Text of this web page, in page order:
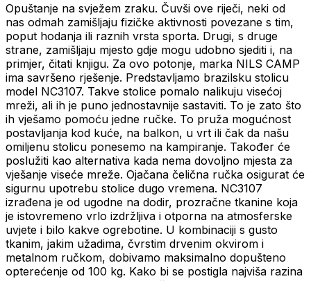
Opuštanje na svježem zraku. Čuvši ove riječi, neki od
nas odmah zamišljaju fizičke aktivnosti povezane s tim,
poput hodanja ili raznih vrsta sporta. Drugi, s druge
strane, zamišljaju mjesto gdje mogu udobno sjediti i, na
primjer, čitati knjigu. Za ovo potonje, marka NILS CAMP
ima savršeno rješenje. Predstavljamo brazilsku stolicu
model NC3107. Takve stolice pomalo nalikuju visećoj
mreži, ali ih je puno jednostavnije sastaviti. To je zato što
ih vješamo pomoću jedne ručke. To pruža mogućnost
postavljanja kod kuće, na balkon, u vrt ili čak da našu
omiljenu stolicu ponesemo na kampiranje. Također će
poslužiti kao alternativa kada nema dovoljno mjesta za
vješanje viseće mreže. Ojačana čelična ručka osigurat će
sigurnu upotrebu stolice dugo vremena. NC3107
izrađena je od ugodne na dodir, prozračne tkanine koja
je istovremeno vrlo izdržljiva i otporna na atmosferske
uvjete i bilo kakve ogrebotine. U kombinaciji s gusto
tkanim, jakim užadima, čvrstim drvenim okvirom i
metalnom ručkom, dobivamo maksimalno dopušteno
opterećenje od 100 kg. Kako bi se postigla najviša razina